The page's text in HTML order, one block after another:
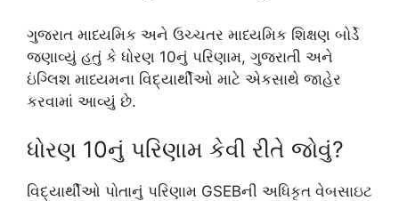
ગુજરાત માધ્યમિક અને ઉચ્ચતર માધ્યમિક શિક્ષણ બોર્ડે
જણાવ્યું હતું કે ધોરણ 10નું પરિણામ, ગુજરાતી અને
ઇંગ્લિશ માધ્યમના વિદ્યાર્થીઓ માટે એકસાથે જાહેર
કરવામાં આવ્યું છે.
ધોરણ 10નું પરિણામ કેવી રીતે જોવું?
વિદ્યાર્થીઓ પોતાનું પરિણામ GSEBની અધિકૃત વેબસાઇટ